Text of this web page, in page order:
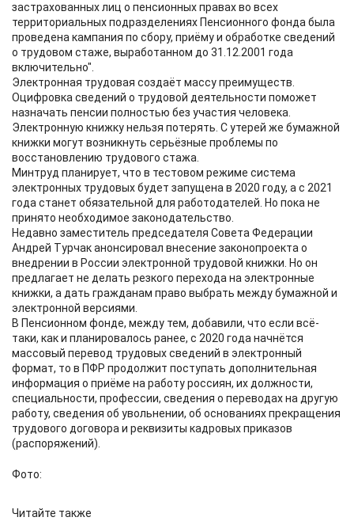
застрахованных лиц о пенсионных правах во всех
территориальных подразделениях Пенсионного фонда была
проведена кампания по сбору, приёму и обработке сведений
о трудовом стаже, выработанном до 31.12.2001 года
включительно".
Электронная трудовая создаёт массу преимуществ.
Оцифровка сведений о трудовой деятельности поможет
назначать пенсии полностью без участия человека.
Электронную книжку нельзя потерять. С утерей же бумажной
книжки могут возникнуть серьёзные проблемы по
восстановлению трудового стажа.
Минтруд планирует, что в тестовом режиме система
электронных трудовых будет запущена в 2020 году, а с 2021
года станет обязательной для работодателей. Но пока не
принято необходимое законодательство.
Недавно заместитель председателя Совета Федерации
Андрей Турчак анонсировал внесение законопроекта о
внедрении в России электронной трудовой книжки. Но он
предлагает не делать резкого перехода на электронные
книжки, а дать гражданам право выбрать между бумажной и
электронной версиями.
В Пенсионном фонде, между тем, добавили, что если всё-
таки, как и планировалось ранее, с 2020 года начнётся
массовый перевод трудовых сведений в электронный
формат, то в ПФР продолжит поступать дополнительная
информация о приёме на работу россиян, их должности,
специальности, профессии, сведения о переводах на другую
работу, сведения об увольнении, об основаниях прекращения
трудового договора и реквизиты кадровых приказов
(распоряжений).
Фото:
Читайте также